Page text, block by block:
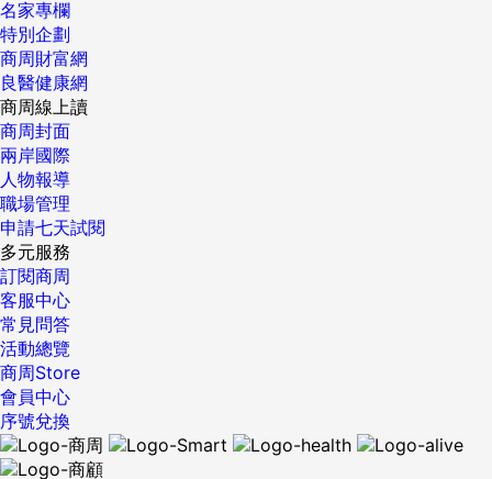
熟的信仰開始與網路打交道，發掘了網路對於連結宗教社群的
豐富可能性，也開啟了新興宗教實踐的篇章。 （資料來源：
RNS1、RNS2、NBC、app.、Cardinal Raymond Burke） 核
名家專欄
特別企劃
商周財富網
良醫健康網
商周線上讀
商周封面
兩岸國際
人物報導
職場管理
申請七天試閱
多元服務
訂閱商周
客服中心
常見問答
活動總覽
商周Store
會員中心
序號兌換